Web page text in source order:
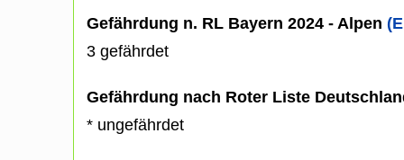
Gefährdung n. RL Bayern 2024 - Alpen
3 gefährdet
Gefährdung nach Roter Liste
* ungefährdet